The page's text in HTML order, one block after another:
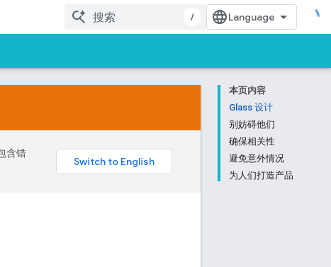
/
本页内容
Glass 设计
别妨碍他们
确保相关性
避免意外情况
为人们打造产品
含错